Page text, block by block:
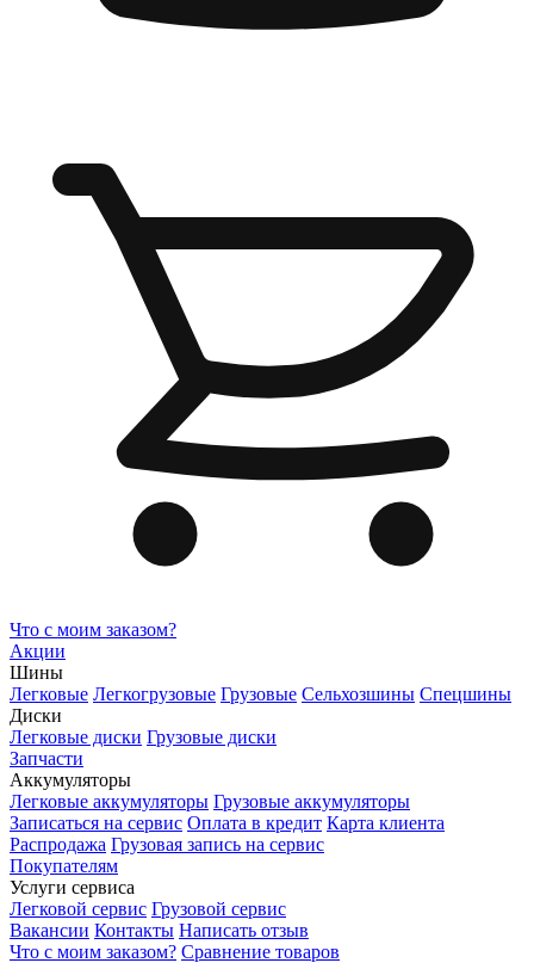
Что с моим заказом?
Акции
Шины
Легковые Легкогрузовые Грузовые Сельхозшины Спецшины
Диски
Легковые диски Грузовые диски
Запчасти
Аккумуляторы
Легковые аккумуляторы Грузовые аккумуляторы
Записаться на сервис Оплата в кредит Карта клиента
Распродажа Грузовая запись на сервис
Покупателям
Услуги сервиса
Легковой сервис Грузовой сервис
Вакансии Контакты Написать отзыв
Что с моим заказом? Сравнение товаров